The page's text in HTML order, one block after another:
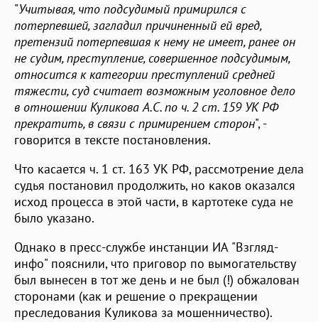
"Учитывая, что подсудимый примирился с
потерпевшей, загладил причиненный ей вред,
претензий потерпевшая к нему не имеет, ранее он
не судим, преступление, совершенное подсудимым,
относится к категории преступлений средней
тяжести, суд считает возможным уголовное дело
в отношении Куликова А.С. по ч. 2 ст. 159 УК РФ
прекратить, в связи с примирением сторон", -
говорится в тексте постановления.
Что касается ч. 1 ст. 163 УК РФ, рассмотрение дела
судья постановил продолжить, но каков оказался
исход процесса в этой части, в картотеке суда не
было указано.
Однако в пресс-службе инстанции ИА "Взгляд-
инфо" пояснили, что приговор по вымогательству
был вынесен в тот же день и не был (!) обжалован
сторонами (как и решение о прекращении
преследования Куликова за мошенничество).